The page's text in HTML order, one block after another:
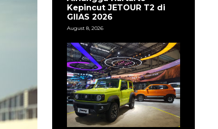
Kepincut JETOUR T2 di
GIIAS 2026
August 8, 2026